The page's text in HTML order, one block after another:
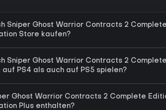
Sniper Ghost Warrior Contracts 2
Store kaufen?
Sniper Ghost Warrior Contracts 2
auf PS4 als auch auf PS5 spielen?
Ghost Warrior Contracts 2 Complete
Plus enthalten?